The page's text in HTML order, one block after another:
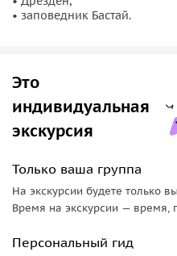
посадить свою
И, конечно же, обязательно
Старых Мастеров и своими
времен и народов —
Дрезденскую золотую
порадует прекрасным
А поедем мы туда через
слились воедино творения
• заповедник Бастай.
Это
индивидуальная
экскурсия
Только ваша группа
На экскурсии будете только
Время на экскурсии — время,
Персональный гид